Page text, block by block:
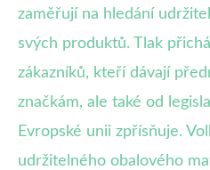
zaměřují na hledání
svých produktů. Tlak
zákazníků, kteří dávají
značkám, ale také od
Evropské unii zpřísňuje.
udržitelného obalového